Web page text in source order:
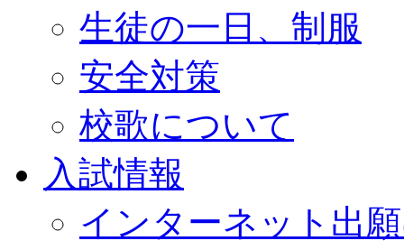
生徒の一日、制服
安全対策
校歌について
入試情報
インターネット出